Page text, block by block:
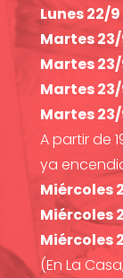
Lunes 22/9
Martes
Martes 23/
Martes 23/
Martes 23/
A partir de
ya
Miércoles
Miércoles
Miércoles
(En La